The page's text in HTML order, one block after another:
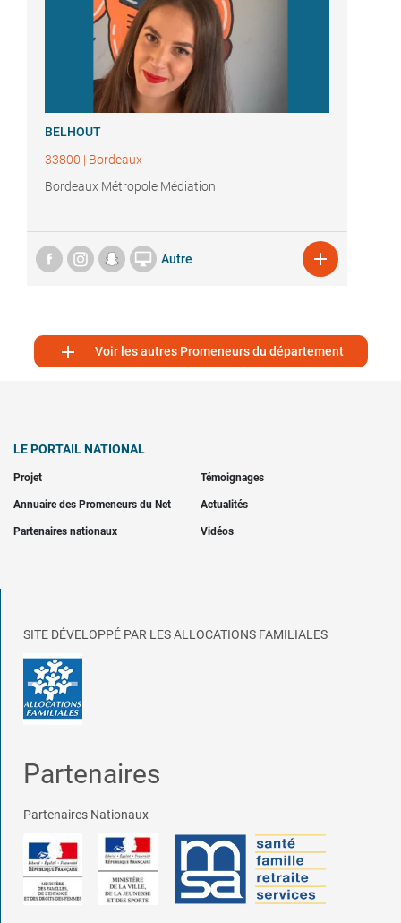
BELHOUT
33800 | Bordeaux
Bordeaux Métropole Médiation
 Autre 
 Voir les autres Promeneurs du département
LE PORTAIL NATIONAL
Projet Témoignages
Annuaire des Promeneurs du Net Actualités
Partenaires nationaux Vidéos
SITE DÉVELOPPÉ PAR LES ALLOCATIONS FAMILIALES
Partenaires
Partenaires Nationaux